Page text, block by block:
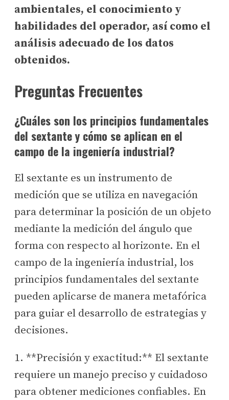
ambientales, el conocimiento y
habilidades del operador, así como el
análisis adecuado de los datos
obtenidos.
Preguntas Frecuentes
¿Cuáles son los principios fundamentales
del sextante y cómo se aplican en el
campo de la ingeniería industrial?
El sextante es un instrumento de
medición que se utiliza en navegación
para determinar la posición de un objeto
mediante la medición del ángulo que
forma con respecto al horizonte. En el
campo de la ingeniería industrial, los
principios fundamentales del sextante
pueden aplicarse de manera metafórica
para guiar el desarrollo de estrategias y
decisiones.
1. **Precisión y exactitud:** El sextante
requiere un manejo preciso y cuidadoso
para obtener mediciones confiables. En